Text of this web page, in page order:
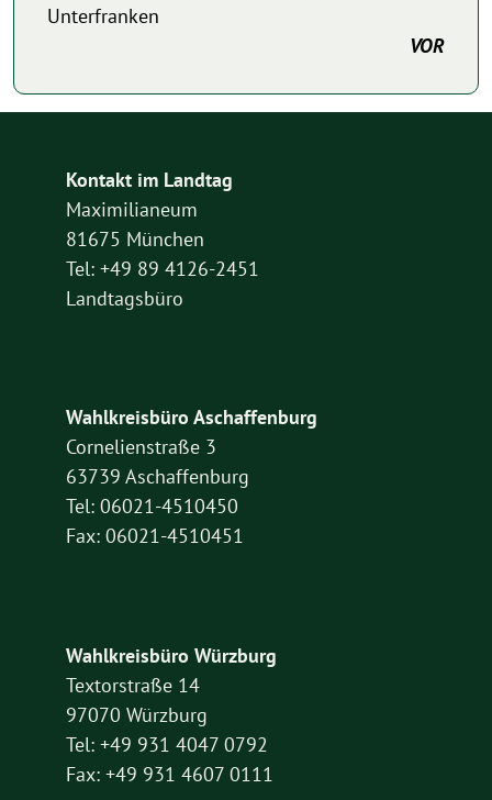
Unterfranken
VOR
Kontakt im Landtag
Maximilianeum
81675 München
Tel: +49 89 4126-2451
Landtagsbüro
Wahlkreisbüro Aschaffenburg
Cornelienstraße 3
63739 Aschaffenburg
Tel: 06021-4510450
Fax: 06021-4510451
Wahlkreisbüro Würzburg
Textorstraße 14
97070 Würzburg
Tel: +49 931 4047 0792
Fax: +49 931 4607 0111